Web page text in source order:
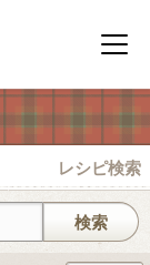
メニ
レシピ検索